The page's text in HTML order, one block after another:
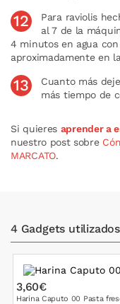
Para raviolis
al 7 de la
4 minutos en agua
aproximadamente en
Cuanto más
más tiempo de
Si quieres aprender a
nuestro post sobre
MARCATO.
4 Gadgets
3,60€
Harina Caputo 00 Pasta